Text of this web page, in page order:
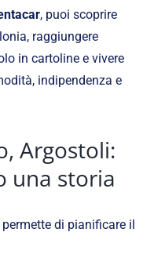
, puoi scoprire
raggiungere
in cartoline e vivere
indipendenza e
Argostoli:
una storia
di pianificare il